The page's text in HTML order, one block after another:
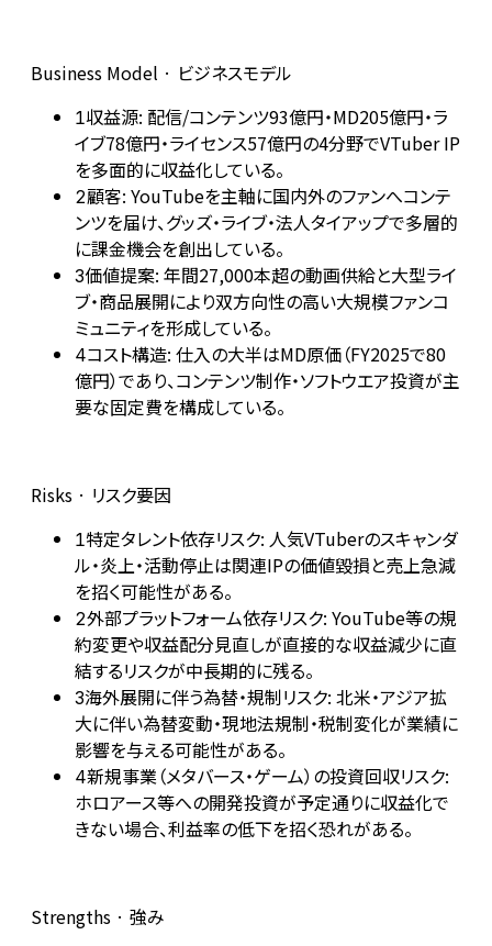
Business Model · ビジネスモデル
1収益源: 配信/コンテンツ93億円・MD205億円・ラ
イブ78億円・ライセンス57億円の4分野でVTuber IP
を多面的に収益化している。
2顧客: YouTubeを主軸に国内外のファンへコンテ
ンツを届け、グッズ・ライブ・法人タイアップで多層的
に課金機会を創出している。
3価値提案: 年間27,000本超の動画供給と大型ライ
ブ・商品展開により双方向性の高い大規模ファンコ
ミュニティを形成している。
4コスト構造: 仕入の大半はMD原価（FY2025で80
億円）であり、コンテンツ制作・ソフトウエア投資が主
要な固定費を構成している。
Risks · リスク要因
1特定タレント依存リスク: 人気VTuberのスキャンダ
ル・炎上・活動停止は関連IPの価値毀損と売上急減
を招く可能性がある。
2外部プラットフォーム依存リスク: YouTube等の規
約変更や収益配分見直しが直接的な収益減少に直
結するリスクが中長期的に残る。
3海外展開に伴う為替・規制リスク: 北米・アジア拡
大に伴い為替変動・現地法規制・税制変化が業績に
影響を与える可能性がある。
4新規事業（メタバース・ゲーム）の投資回収リスク:
ホロアース等への開発投資が予定通りに収益化で
きない場合、利益率の低下を招く恐れがある。
Strengths · 強み